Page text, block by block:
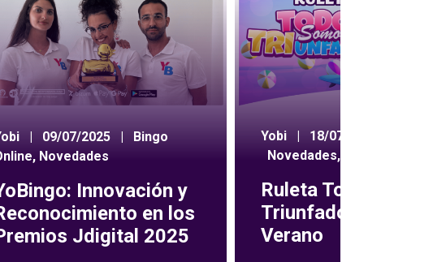
| 09/07/2025 |
Bingo
, Novedades
Innovación y
en los
Jdigital 2025
Yobi 18/07/2024
Novedades,
Ruleta Todos
Triunfadores de
Verano